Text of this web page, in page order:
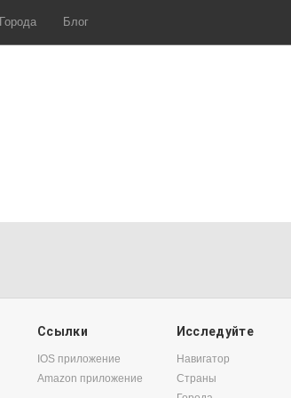
Города Блог
Ссылки
IOS приложение
Amazon приложение
Исследуйте
Навигатор
Страны